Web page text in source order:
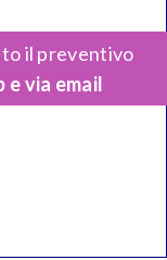
il preventivo
via email